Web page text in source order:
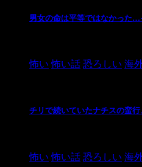
男女の命は平等ではなかった
怖い 怖い話 恐ろしい 海
チリで続いていたナチスの蛮
怖い 怖い話 恐ろしい 海